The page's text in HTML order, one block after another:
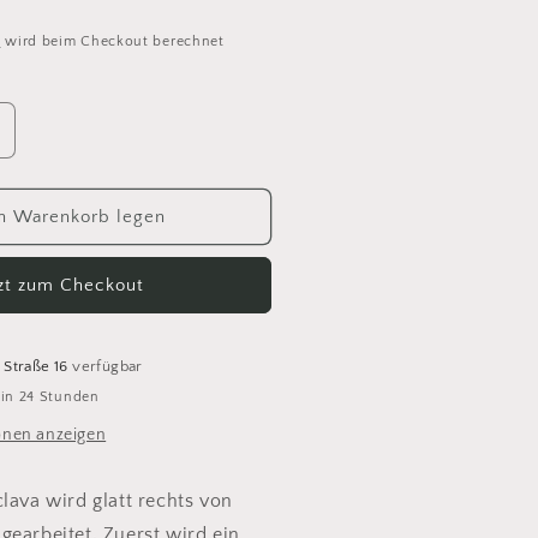
wird beim Checkout berechnet
Warenkorb legen
zum Checkout
16 verfügbar
24 Stunden
anzeigen
wird glatt rechts von